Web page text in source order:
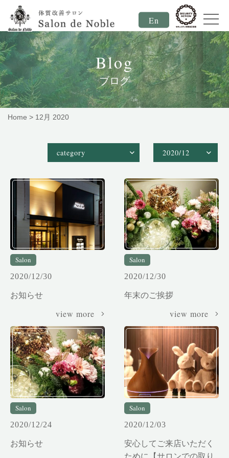
En
Blog
ブログ
Home > 12月 2020
Salon
2020/12/30
お知らせ
view more
Salon
2020/12/30
年末のご挨拶
view more
Salon
2020/12/24
お知らせ
Salon
2020/12/03
安心してご来店いただく
ために【サロンでの取り